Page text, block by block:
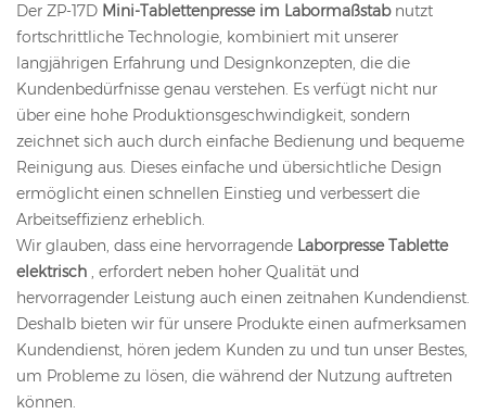
Der ZP-17D Mini-Tablettenpresse im Labormaßstab nutzt
fortschrittliche Technologie, kombiniert mit unserer
langjährigen Erfahrung und Designkonzepten, die die
Kundenbedürfnisse genau verstehen. Es verfügt nicht nur
über eine hohe Produktionsgeschwindigkeit, sondern
zeichnet sich auch durch einfache Bedienung und bequeme
Reinigung aus. Dieses einfache und übersichtliche Design
ermöglicht einen schnellen Einstieg und verbessert die
Arbeitseffizienz erheblich.
Wir glauben, dass eine hervorragende Laborpresse Tablette
elektrisch , erfordert neben hoher Qualität und
hervorragender Leistung auch einen zeitnahen Kundendienst.
Deshalb bieten wir für unsere Produkte einen aufmerksamen
Kundendienst, hören jedem Kunden zu und tun unser Bestes,
um Probleme zu lösen, die während der Nutzung auftreten
können.